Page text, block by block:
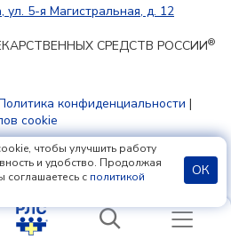
ул. 5-я Магистральная, д. 12
СРЕДСТВ РОССИИ®
конфиденциальности |
cookie
18+
чтобы улучшить работу
и удобство. Продолжая
соглашаетесь с политикой
ОК